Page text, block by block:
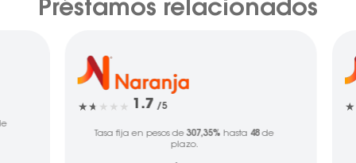
Préstamos relacionados
1.7 /5
Tasa fija en pesos de307,35% hasta 48de
plazo.